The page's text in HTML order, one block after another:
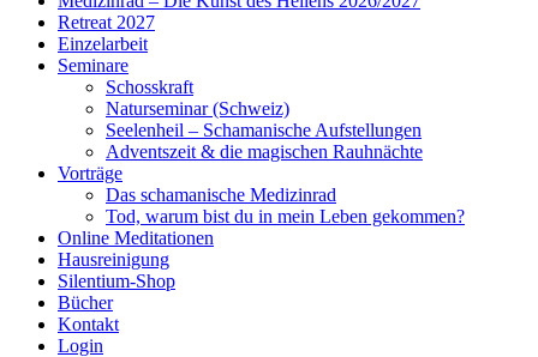
Retreat 2027
Einzelarbeit
Seminare
Schosskraft
Naturseminar (Schweiz)
Seelenheil – Schamanische Aufstellungen
Adventszeit & die magischen Rauhnächte
Vorträge
Das schamanische Medizinrad
Tod, warum bist du in mein Leben gekommen?
Online Meditationen
Hausreinigung
Silentium-Shop
Bücher
Kontakt
Login